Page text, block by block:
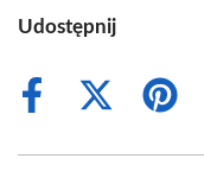
Udostępnij
Share
Share
(Twitter)
Share